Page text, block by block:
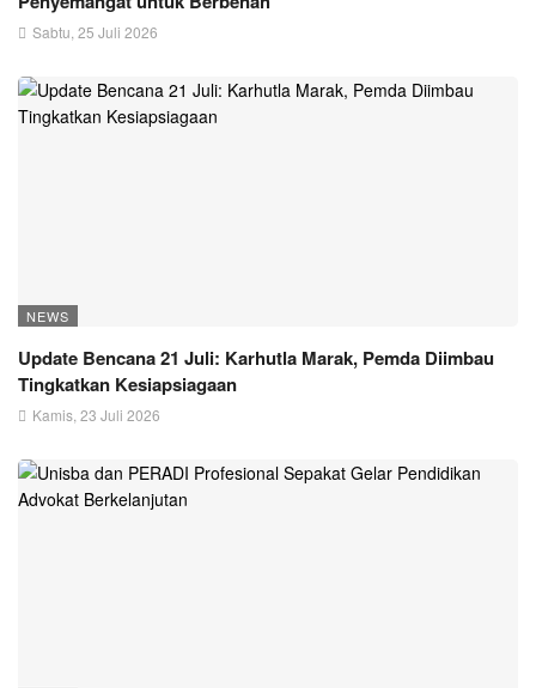
Sabtu, 25 Juli 2026
NEWS
Update Bencana 21 Juli: Karhutla Marak, Pemda Diimbau
Tingkatkan Kesiapsiagaan
Kamis, 23 Juli 2026